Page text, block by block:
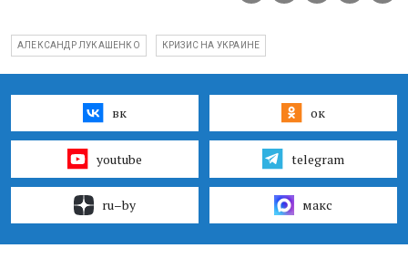
АЛЕКСАНДР ЛУКАШЕНКО КРИЗИС НА УКРАИНЕ
вк ок
youtube telegram
ru–by макс